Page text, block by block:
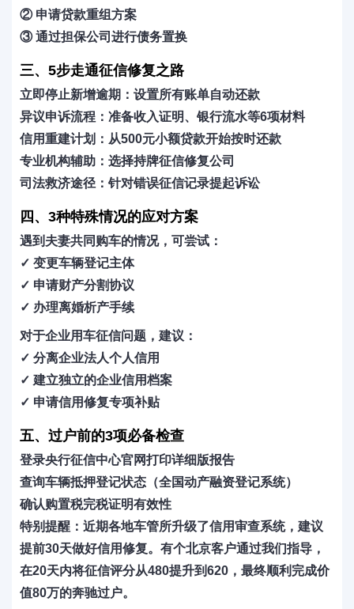
② 申请贷款重组方案
③ 通过担保公司进行债务置换
三、5步走通征信修复之路
立即停止新增逾期 ：设置所有账单自动还款
异议申诉流程 ：准备收入证明、银行流水等6项材料
信用重建计划 ：从500元小额贷款开始按时还款
专业机构辅助 ：选择持牌征信修复公司
司法救济途径 ：针对错误征信记录提起诉讼
四、3种特殊情况的应对方案
遇到 夫妻共同购车的情况，可尝试：
✓ 变更车辆登记主体
✓ 申请财产分割协议
✓ 办理离婚析产手续
对于企业用车征信问题 ，建议：
✓ 分离企业法人个人信用
✓ 建立独立的企业信用档案
✓ 申请信用修复专项补贴
五、过户前的3项必备检查
登录央行征信中心官网打印详细版报告
查询车辆抵押登记状态（全国动产融资登记系统）
确认购置税完税证明有效性
特别提醒：近期各地车管所升级了信用审查系统，建议
提前30天做好信用修复。有个北京客户通过我们指导，
在20天内将征信评分从480提升到620，最终顺利完成价
值80万的奔驰过户。